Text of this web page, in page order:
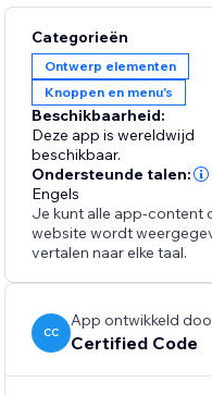
Categorieën
Ontwerp elementen
Knoppen en menu's
Beschikbaarheid:
Deze app is wereldwijd
beschikbaar.
Ondersteunde talen:
Engels
Je kunt alle app-content
website wordt
vertalen naar elke taal.
CC
App ontwikkeld
Certified Code